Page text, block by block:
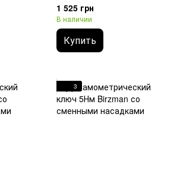
1 525 грн
В наличии
Купить
3